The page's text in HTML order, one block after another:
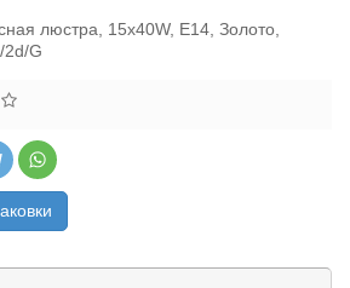
люстра, 15x40W, E14, Золото,
2d/G